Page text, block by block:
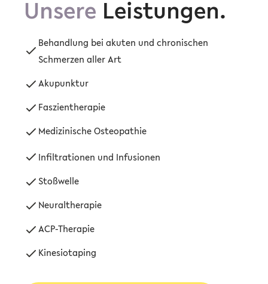
Unsere Leistungen.
Behandlung bei akuten und chronischen
Schmerzen aller Art
Akupunktur
Faszientherapie
Medizinische Osteopathie
Infiltrationen und Infusionen
Stoßwelle
Neuraltherapie
ACP-Therapie
Kinesiotaping